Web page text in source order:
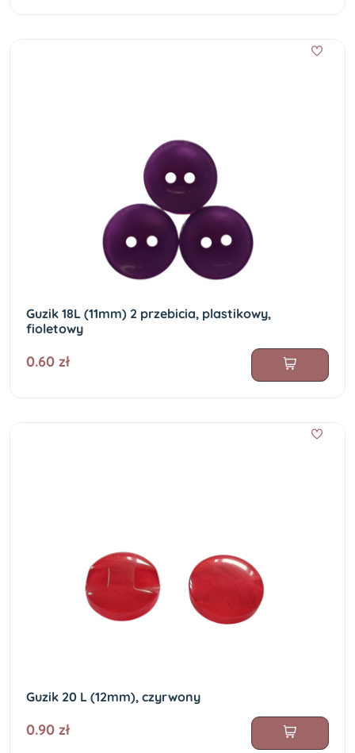
Guzik 18L (11mm) 2 przebicia, plastikowy,
fioletowy
0.60 zł
Guzik 20 L (12mm), czyrwony
0.90 zł